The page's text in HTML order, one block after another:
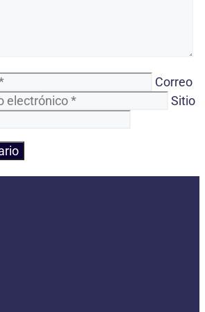
Correo
Sitio